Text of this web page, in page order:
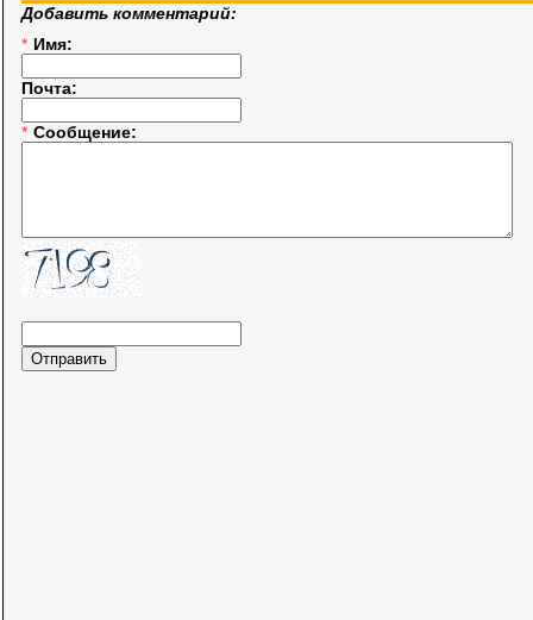
Добавить комментарий:
* Имя:
Почта:
* Сообщение: